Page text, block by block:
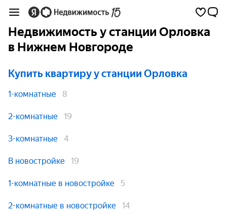
Недвижимость у станции Орловка
в Нижнем Новгороде
Купить квартируу станции Орловка
1-комнатные 8
2-комнатные 19
3-комнатные 4
В новостройке 19
1-комнатные в новостройке 5
2-комнатные в новостройке 14